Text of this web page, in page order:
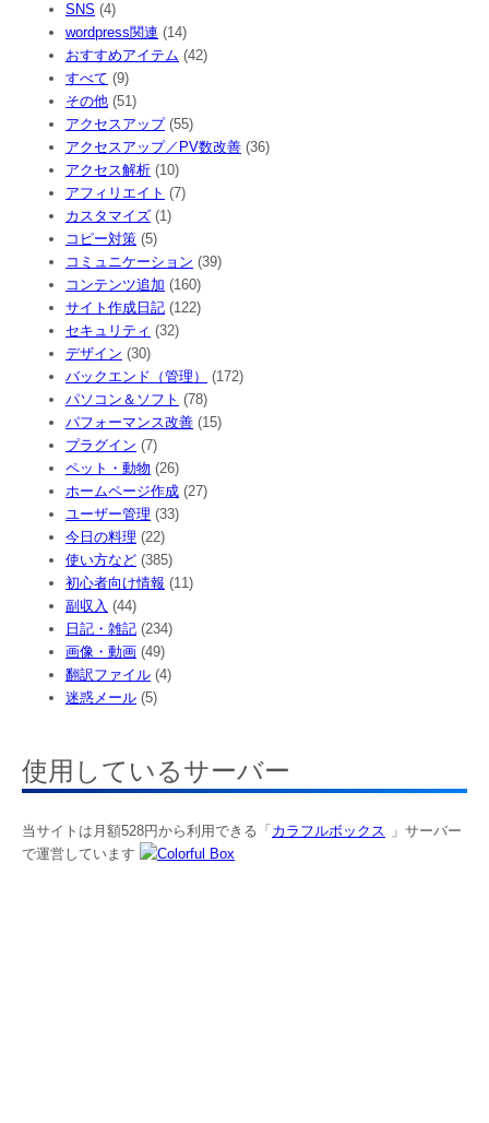
SNS (4)
wordpress関連 (14)
おすすめアイテム (42)
すべて (9)
その他 (51)
アクセスアップ(55)
アクセスアップ／PV数改善 (36)
アクセス解析 (10)
アフィリエイト (7)
カスタマイズ (1)
コピー対策 (5)
コミュニケーション (39)
コンテンツ追加 (160)
サイト作成日記 (122)
セキュリティ (32)
デザイン (30)
バックエンド（管理）
(172)
パソコン＆ソフト (78)
パフォーマンス改善 (15)
プラグイン (7)
ペット・動物 (26)
ホームページ作成 (27)
ユーザー管理 (33)
今日の料理 (22)
使い方など (385)
初心者向け情報 (11)
副収入 (44)
日記・雑記 (234)
画像・動画 (49)
翻訳ファイル (4)
迷惑メール (5)
使用しているサーバー
当サイトは月額528円から利用できる「 カラフルボックス
」サーバー
で運営しています